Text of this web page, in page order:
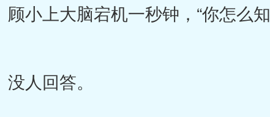
顾小上大脑宕机一秒钟，“你怎么
没人回答。